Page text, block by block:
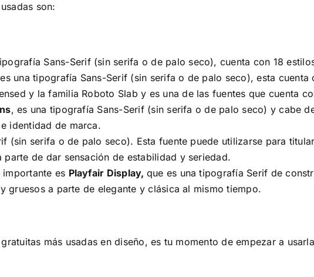
son:
Sans-Serif (sin serifa o de palo seco), cuenta con 18
una tipografía Sans-Serif (sin serifa o de palo seco), esta
y la familia Roboto Slab y es una de las fuentes que cuenta
, es una tipografía Sans-Serif (sin serifa o de palo seco) y cabe
identidad de marca.
(sin serifa o de palo seco). Esta fuente puede utilizarse para
de dar sensación de estabilidad y seriedad.
es Playfair Display, que es una tipografía Serif de
gruesos a parte de elegante y clásica al mismo tiempo.
más usadas en diseño, es tu momento de empezar a